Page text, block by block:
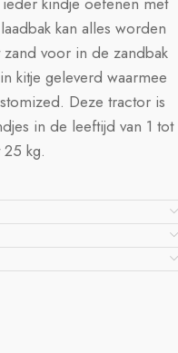
kan alles worden
voor in de zandbak
kitje geleverd waarmee
Deze tractor is
in de leeftijd van 1 tot
kg.